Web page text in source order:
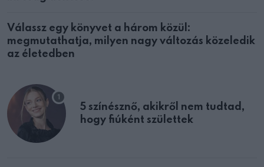
Válassz egy könyvet a három közül:
megmutathatja, milyen nagy változás közeledik
az életedben
5 színésznő, akikről nem tudtad,
hogy fiúként születtek